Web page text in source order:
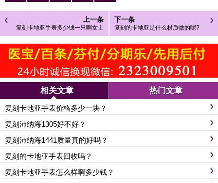
上一条
复刻卡地亚手表多少钱一只啊女士
下一条
复刻的卡地亚是什么材质做的呢?
相关文章 热门文章
复刻卡地亚手表价格多少一块？
复刻沛纳海1305好不好？
复刻沛纳海1441质量真的好吗？
复刻的卡地亚手表回收吗？
复刻卡地亚手表怎么样啊多少钱？